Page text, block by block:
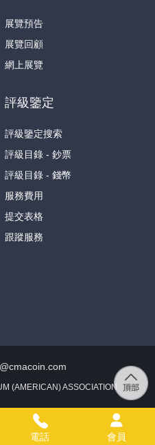
展覽預告
展覽回顧
網上展覽
評級鑒定
評級鑒定搜索
評級目錄 - 鈔票
評級目錄 - 錢幣
服務費用
提交表格
跟蹤服務
(AMERICAN) ASSOCIATION
電話 會員